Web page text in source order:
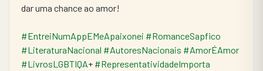
dar uma chance ao amor!
#EntreiNumAppEMeApaixonei #RomanceSapfico
#LiteraturaNacional #AutoresNacionais #AmorÉAmor
#LivrosLGBTIQA+ #RepresentatividadeImporta